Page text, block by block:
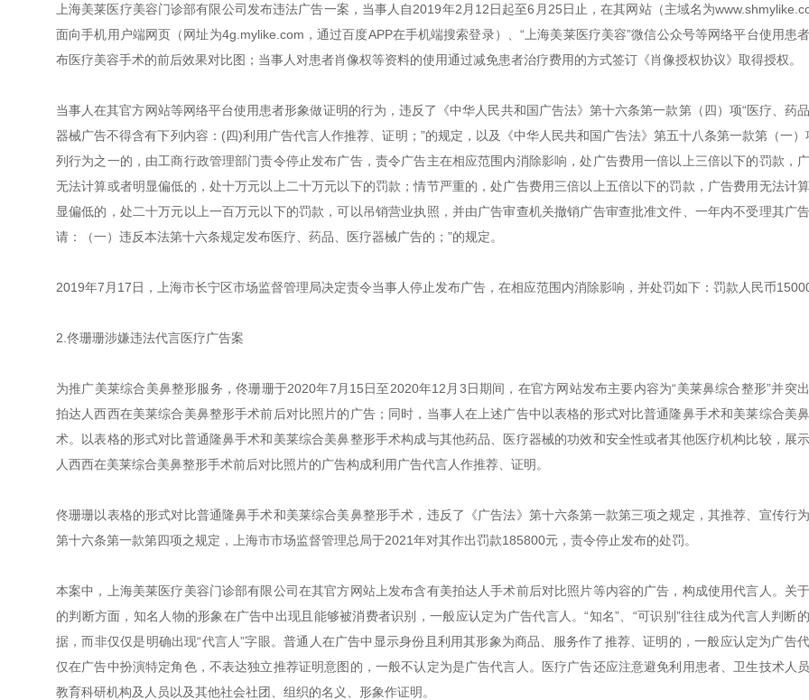
上海美莱医疗美容门诊部有限公司发布违法广告一案，当事人自2019年2月12日起至6月25日止，在其网站（主域名为
面向手机用户端网页（网址为4g.mylike.com，通过百度APP在手机端搜索登录）、“上海美莱医疗美容”微信公众号等网络平台使用患
布医疗美容手术的前后效果对比图；当事人对患者肖像权等资料的使用通过减免患者治疗费用的方式签订《肖像授权协议》取得授权。
当事人在其官方网站等网络平台使用患者形象做证明的行为，违反了《中华人民共和国广告法》第十六条第一款第（四）项“医疗、药
器械广告不得含有下列内容：(四)利用广告代言人作推荐、证明；”的规定，以及《中华人民共和国广告法》第五十八条第一款第（一）
列行为之一的，由工商行政管理部门责令停止发布广告，责令广告主在相应范围内消除影响，处广告费用一倍以上三倍以下的罚款，
无法计算或者明显偏低的，处十万元以上二十万元以下的罚款；情节严重的，处广告费用三倍以上五倍以下的罚款，广告费用无法计
显偏低的，处二十万元以上一百万元以下的罚款，可以吊销营业执照，并由广告审查机关撤销广告审查批准文件、一年内不受理其广
请：（一）违反本法第十六条规定发布医疗、药品、医疗器械广告的；”的规定。
2019年7月17日，上海市长宁区市场监督管理局决定责令当事人停止发布广告，在相应范围内消除影响，并处罚如下：罚款人民币
2.佟珊珊涉嫌违法代言医疗广告案
为推广美莱综合美鼻整形服务，佟珊珊于2020年7月15日至2020年12月3日期间，在官方网站发布主要内容为“美莱鼻综合整形”并突
拍达人西西在美莱综合美鼻整形手术前后对比照片的广告；同时，当事人在上述广告中以表格的形式对比普通隆鼻手术和美莱综合美
术。以表格的形式对比普通隆鼻手术和美莱综合美鼻整形手术构成与其他药品、医疗器械的功效和安全性或者其他医疗机构比较，展
人西西在美莱综合美鼻整形手术前后对比照片的广告构成利用广告代言人作推荐、证明。
佟珊珊以表格的形式对比普通隆鼻手术和美莱综合美鼻整形手术，违反了《广告法》第十六条第一款第三项之规定，其推荐、宣传行
第十六条第一款第四项之规定，上海市市场监督管理总局于2021年对其作出罚款185800元，责令停止发布的处罚。
本案中，上海美莱医疗美容门诊部有限公司在其官方网站上发布含有美拍达人手术前后对比照片等内容的广告，构成使用代言人。关
的判断方面，知名人物的形象在广告中出现且能够被消费者识别，一般应认定为广告代言人。“知名”、“可识别”往往成为代言人判断
据，而非仅仅是明确出现“代言人”字眼。普通人在广告中显示身份且利用其形象为商品、服务作了推荐、证明的，一般应认定为广告代
仅在广告中扮演特定角色，不表达独立推荐证明意图的，一般不认定为是广告代言人。医疗广告还应注意避免利用患者、卫生技术人
教育科研机构及人员以及其他社会社团、组织的名义、形象作证明。